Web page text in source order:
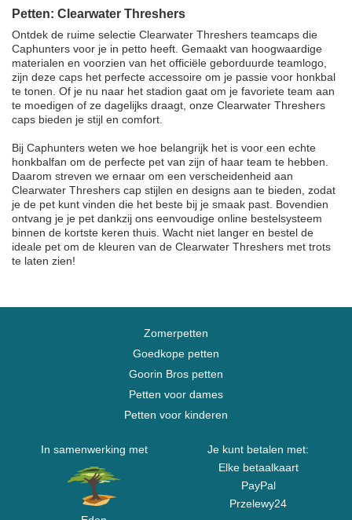
Petten: Clearwater Threshers
Ontdek de ruime selectie Clearwater Threshers teamcaps die
Caphunters voor je in petto heeft. Gemaakt van hoogwaardige
materialen en voorzien van het officiële geborduurde teamlogo,
zijn deze caps het perfecte accessoire om je passie voor honkbal
te tonen. Of je nu naar het stadion gaat om je favoriete team aan
te moedigen of ze dagelijks draagt, onze Clearwater Threshers
caps bieden je stijl en comfort.
Bij Caphunters weten we hoe belangrijk het is voor een echte
honkbalfan om de perfecte pet van zijn of haar team te hebben.
Daarom streven we ernaar om een verscheidenheid aan
Clearwater Threshers cap stijlen en designs aan te bieden, zodat
je de pet kunt vinden die het beste bij je smaak past. Bovendien
ontvang je je pet dankzij ons eenvoudige online bestelsysteem
binnen de kortste keren thuis. Wacht niet langer en bestel de
ideale pet om de kleuren van de Clearwater Threshers met trots
te laten zien!
Zomerpetten
Goedkope petten
Goorin Bros petten
Petten voor dames
Petten voor kinderen
In samenwerking met
Je kunt betalen met:
Elke betaalkaart
PayPal
Przelewy24